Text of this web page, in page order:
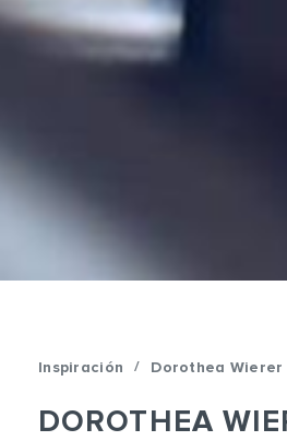
Inspiración / Dorothea Wierer
DOROTHEA